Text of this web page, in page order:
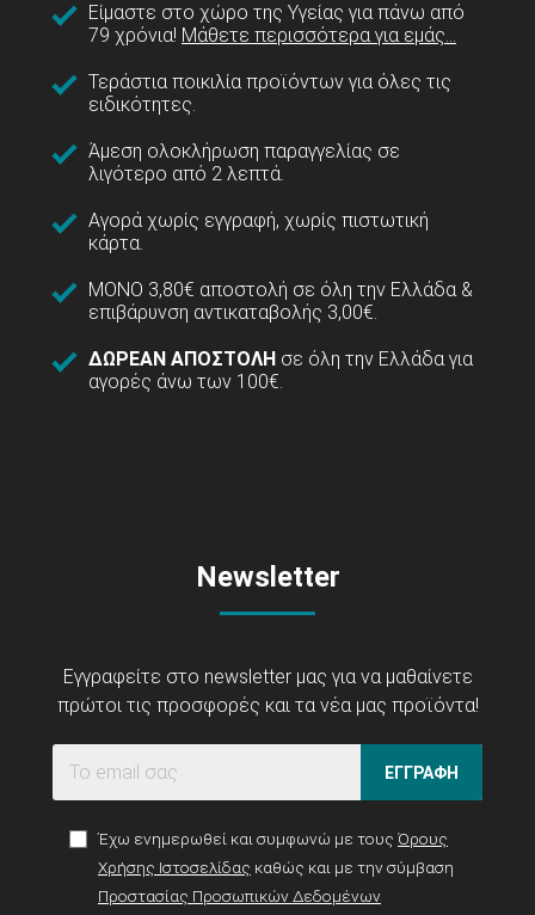
Είμαστε στο χώρο της Υγείας για πάνω από
79 χρόνια! Μάθετε περισσότερα για εμάς...
Τεράστια ποικιλία προϊόντων για όλες τις
ειδικότητες.
Άμεση ολοκλήρωση παραγγελίας σε
λιγότερο από 2 λεπτά.
Αγορά χωρίς εγγραφή, χωρίς πιστωτική
κάρτα.
ΜΟΝΟ 3,80€ αποστολή σε όλη την Ελλάδα &
επιβάρυνση αντικαταβολής 3,00€.
ΔΩΡΕΑΝ ΑΠΟΣΤΟΛΗ σε όλη την Ελλάδα για
αγορές άνω των 100€.
Newsletter
Εγγραφείτε στο newsletter μας για να μαθαίνετε
πρώτοι τις προσφορές και τα νέα μας προϊόντα!
ΕΓΓΡΑΦΗ
Έχω ενημερωθεί και συμφωνώ με τους Όρους
Χρήσης Ιστοσελίδας καθώς και με την σύμβαση
Προστασίας Προσωπικών Δεδομένων